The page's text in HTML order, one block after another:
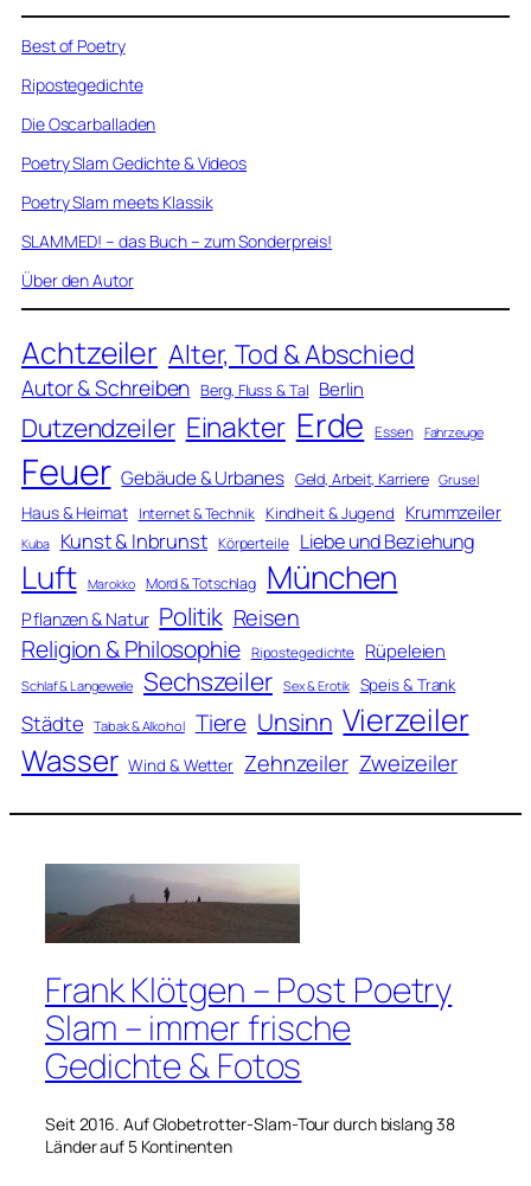
Best of Poetry
Ripostegedichte
Die Oscarballaden
Poetry Slam Gedichte & Videos
Poetry Slam meets Klassik
SLAMMED! – das Buch – zum Sonderpreis!
Über den Autor
Achtzeiler Alter, Tod & Abschied
Autor & Schreiben Berg, Fluss & Tal Berlin
Dutzendzeiler Einakter Erde Essen Fahrzeuge
Feuer Gebäude & Urbanes Geld, Arbeit, Karriere Grusel
Haus & Heimat Internet & Technik Kindheit & Jugend Krummzeiler
Kuba Kunst & Inbrunst Körperteile Liebe und Beziehung
Luft Marokko Mord & Totschlag München
Pflanzen & Natur Politik Reisen
Religion & Philosophie Ripostegedichte Rüpeleien
Schlaf & Langeweile Sechszeiler Sex & Erotik Speis & Trank
Städte Tabak & Alkohol Tiere Unsinn Vierzeiler
Wasser Wind & Wetter Zehnzeiler Zweizeiler
Frank Klötgen – Post Poetry
Slam – immer frische
Gedichte & Fotos
Seit 2016. Auf Globetrotter-Slam-Tour durch bislang 38
Länder auf 5 Kontinenten